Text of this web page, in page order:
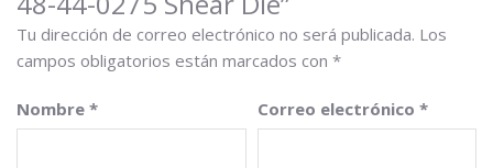
Tu dirección de correo electrónico no será publicada. Los
campos obligatorios están marcados con *
Nombre * Correo electrónico *